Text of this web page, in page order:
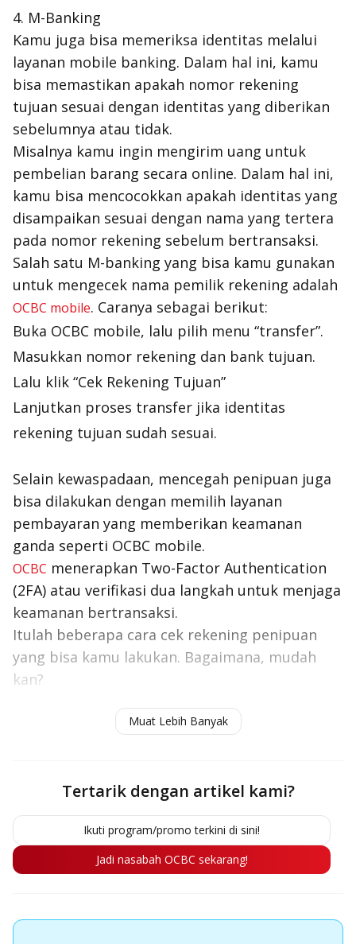
4. M-Banking
Kamu juga bisa memeriksa identitas melalui
layanan mobile banking. Dalam hal ini, kamu
bisa memastikan apakah nomor rekening
tujuan sesuai dengan identitas yang diberikan
sebelumnya atau tidak.
Misalnya kamu ingin mengirim uang untuk
pembelian barang secara online. Dalam hal ini,
kamu bisa mencocokkan apakah identitas yang
disampaikan sesuai dengan nama yang tertera
pada nomor rekening sebelum bertransaksi.
Salah satu M-banking yang bisa kamu gunakan
untuk mengecek nama pemilik rekening adalah
OCBC mobile. Caranya sebagai berikut:
Buka OCBC mobile, lalu pilih menu “transfer”.
Masukkan nomor rekening dan bank tujuan.
Lalu klik “Cek Rekening Tujuan”
Lanjutkan proses transfer jika identitas
rekening tujuan sudah sesuai.
Selain kewaspadaan, mencegah penipuan juga
bisa dilakukan dengan memilih layanan
pembayaran yang memberikan keamanan
ganda seperti OCBC mobile.
OCBC menerapkan Two-Factor Authentication
(2FA) atau verifikasi dua langkah untuk menjaga
keamanan bertransaksi.
Itulah beberapa cara cek rekening penipuan
yang bisa kamu lakukan. Bagaimana, mudah
kan?
Menabung dan Tips Memilihnya
Muat Lebih Banyak
Tertarik dengan artikel kami?
Ikuti program/promo terkini di sini!
Jadi nasabah OCBC sekarang!